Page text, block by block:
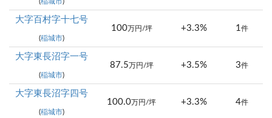
大字百村字十七号
(稲城市)
100万円/坪 +3.3% 1件
大字東長沼字一号
(稲城市)
87.5 万円/坪 +3.5% 3件
大字東長沼字四号
(稲城市)
100.0 万円/坪 +3.3% 4件